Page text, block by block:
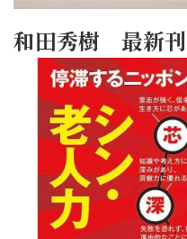
和田秀樹 最新刊